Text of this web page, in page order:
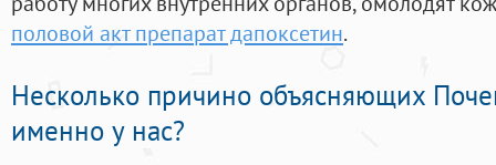
половой акт препарат дапоксетин.
Несколько причино объясняющих
именно у нас?